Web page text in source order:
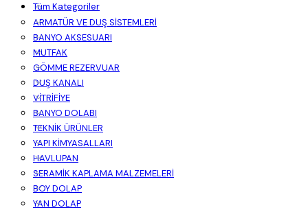
Tüm Kategoriler
ARMATÜR VE DUŞ SİSTEMLERİ
BANYO AKSESUARI
MUTFAK
GÖMME REZERVUAR
DUŞ KANALI
VİTRİFİYE
BANYO DOLABI
TEKNİK ÜRÜNLER
YAPI KİMYASALLARI
HAVLUPAN
SERAMİK KAPLAMA MALZEMELERİ
BOY DOLAP
YAN DOLAP